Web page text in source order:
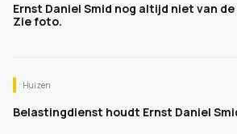
Ernst Daniel Smid nog altijd niet van
Zie foto.
Huizen
Belastingdienst houdt Ernst Daniel